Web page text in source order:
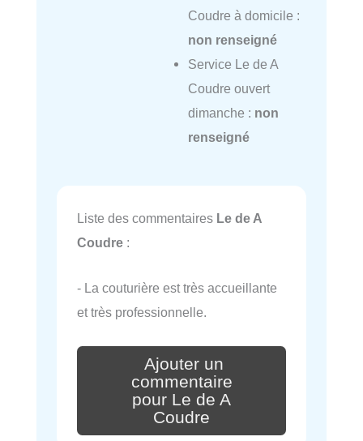
Coudre à domicile :
non renseigné
Service Le de A
Coudre ouvert
dimanche : non
renseigné
Liste des commentaires Le de A
Coudre :
- La couturière est très accueillante
et très professionnelle.
Ajouter un
commentaire
pour Le de A
Coudre